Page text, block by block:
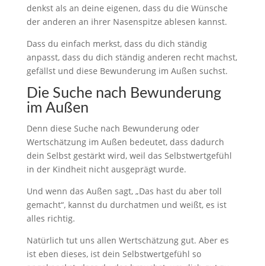
denkst als an deine eigenen, dass du die Wünsche
der anderen an ihrer Nasenspitze ablesen kannst.
Dass du einfach merkst, dass du dich ständig
anpasst, dass du dich ständig anderen recht machst,
gefällst und diese Bewunderung im Außen suchst.
Die Suche nach Bewunderung
im Außen
Denn diese Suche nach Bewunderung oder
Wertschätzung im Außen bedeutet, dass dadurch
dein Selbst gestärkt wird, weil das Selbstwertgefühl
in der Kindheit nicht ausgeprägt wurde.
Und wenn das Außen sagt, „Das hast du aber toll
gemacht“, kannst du durchatmen und weißt, es ist
alles richtig.
Natürlich tut uns allen Wertschätzung gut. Aber es
ist eben dieses, ist dein Selbstwertgefühl so